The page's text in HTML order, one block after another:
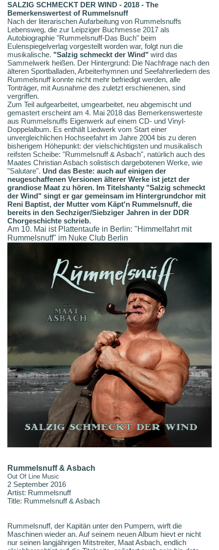
SALZIG SCHMECKT DER WIND - 2018 - The
Bemerkenswertest of Rummelsnuff
Nach der literarischen Aufarbeitung von Rummelsnuffs
Lebensweg, die zur Leipziger Buchmesse 2017 als
Autobiographie "Rummelsnuff-Das Buch" beim
Eulenspiegelverlag vorgestellt worden war, folgt nun die
musikalische. "Salzig schmeckt der Wind" wird das
Sammelwerk heißen. Der Hintergrund: Die Nachfrage nach den
älteren Sportballaden, Arbeiterhymnen und Seefahrerliedern des
Rummelsnuff konnte nicht mehr befriedigt werden, alle
Tonträger, mit Ausnahme des zuletzt erschienenen, sind
vergriffen.
Zum Teil aufgearbeitet, umgearbeitet, neu abgemischt und
gemastert erscheint am 4. Mai 2018 das Bemerkenswerteste
aus Rummelsnuffs Eigenwerk auf einem CD- und Vinyl-
Doppelalbum. Es enthält Liedwerk vom Start einer
unvergleichlichen Hochseefahrt im Jahre 2004 bis zu deren
bisherigem Höhepunkt: der vielschichtigsten und musikalisch
reifsten Scheibe: "Rummelsnuff & Asbach", natürlich auch des
Maates Christian Asbach solistisch dargebotenen Werke, wie
"Salutare". Und das Beste: auch auf einigen der
neugeschaffenen Versionen älterer Werke ist jetzt der
grandiose Maat zu hören. Im Titelshanty "Salzig schmeckt
der Wind" singt er gar gemeinsam im Hintergrundchor mit
Reni Baptist, der Mutter vom Käpt'n Rummelsnuff, die
bereits in den Sechziger/Siebziger Jahren in der DDR
Chorgeschichte schrieb.
Am 10. Mai ist Plattentaufe in Berlin: "Himmelfahrt mit
Rummelsnuff" im Nuke Club Berlin
Rummelsnuff & Asbach
Out Of Line Music
2 September 2016
Artist: Rummelsnuff
Title: Rummelsnuff & Asbach
Rummelsnuff, der Kapitän unter den Pumpern, wirft die
Maschinen wieder an. Auf seinem neuen Album hievt er nicht
nur seinen langjährigen Mitstreiter, Maat Asbach, endlich